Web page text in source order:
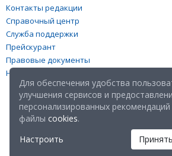
Контакты редакции
Справочный центр
Служба поддержки
Прейскурант
Правовые документы
Настройка файлов cookies
Для обеспечения удобства
улучшения сервисов и
персонализированных
файлы cookies.
Настроить
Принять